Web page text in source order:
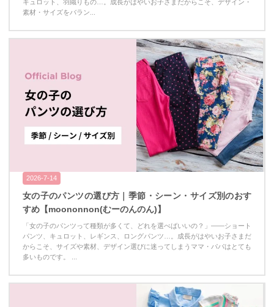
キュロット、羽織りもの…。成長がはやいお子さまだからこそ、デザイン・
素材・サイズをバラン...
2026-7-14
女の子のパンツの選び方｜季節・シーン・サイズ別のおす
すめ【moononnon(むーのんのん)】
「女の子のパンツって種類が多くて、どれを選べばいいの？」——ショート
パンツ、キュロット、レギンス、ロングパンツ…。成長がはやいお子さまだ
からこそ、サイズや素材、デザイン選びに迷ってしまうママ・パパはとても
多いものです。 ...